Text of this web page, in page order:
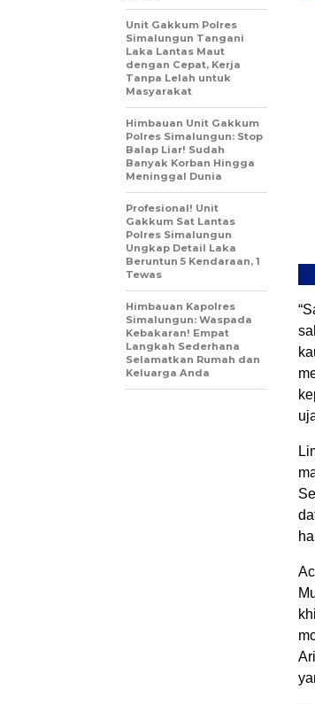
Unit Gakkum Polres
Simalungun Tangani
Laka Lantas Maut
dengan Cepat, Kerja
Tanpa Lelah untuk
Masyarakat
Himbauan Unit Gakkum
Polres Simalungun: Stop
Balap Liar! Sudah
Banyak Korban Hingga
Meninggal Dunia
Profesional! Unit
Gakkum Sat Lantas
Polres Simalungun
Ungkap Detail Laka
Beruntun 5 Kendaraan, 1
Tewas
Himbauan Kapolres
Simalungun: Waspada
Kebakaran! Empat
Langkah Sederhana
Selamatkan Rumah dan
Keluarga Anda